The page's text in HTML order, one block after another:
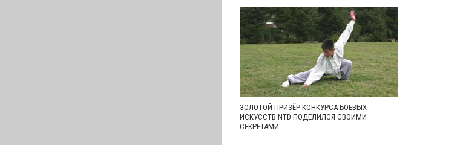
ЗОЛОТОЙ ПРИЗЁР КОНКУРСА БОЕВЫХ
ИСКУССТВ NTD ПОДЕЛИЛСЯ СВОИМИ
СЕКРЕТАМИ